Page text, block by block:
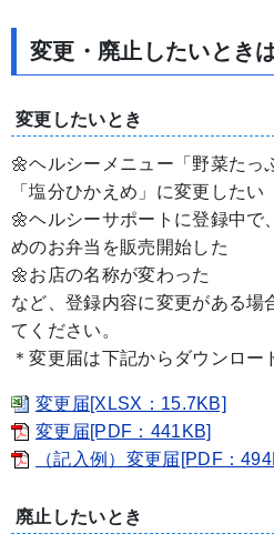
変更・廃止したいとき
変更したいとき
🌼ヘルシーメニュー「野菜たっ
「塩分ひかえめ」に変更したい
🌼ヘルシーサポートに登録中で
めのお弁当を販売開始した
🌼お店の名称が変わった
など、登録内容に変更がある場
てください。
＊変更届は下記からダウンロー
変更届[XLSX：15.7KB]
変更届[PDF：441KB]
（記入例）変更届[PDF：
廃止したいとき